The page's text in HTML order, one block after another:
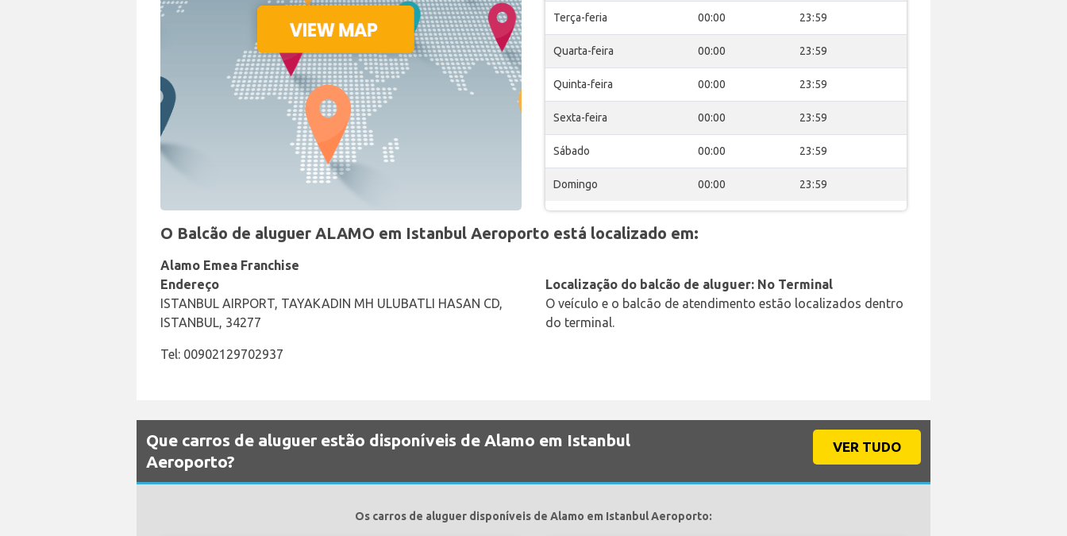
Terça-feria 00:00 23:59
Quarta-feira 00:00 23:59
Quinta-feira 00:00 23:59
Sexta-feira 00:00 23:59
Sábado 00:00 23:59
Domingo 00:00 23:59
O Balcão de aluguer ALAMO em Istanbul Aeroporto está localizado em:
Alamo Emea Franchise
Endereço
ISTANBUL AIRPORT, TAYAKADIN MH ULUBATLI HASAN CD,
ISTANBUL, 34277
Tel: 00902129702937
Localização do balcão de aluguer: No Terminal
O veículo e o balcão de atendimento estão localizados dentro
do terminal.
Que carros de aluguer estão disponíveis de Alamo em Istanbul
Aeroporto?
VER TUDO
Os carros de aluguer disponíveis de Alamo em Istanbul Aeroporto: